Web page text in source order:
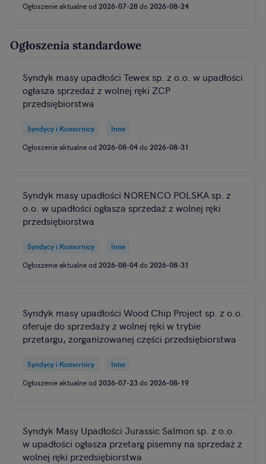
Ogłoszenie aktualne od 2026-07-28do 2026-08-24
Ogłoszenia standardowe
Syndyk masy upadłości Tewex sp. z o.o. w upadłości
ogłasza sprzedaż z wolnej ręki ZCP
przedsiębiorstwa
Syndycy i Komornicy
Inne
Ogłoszenie aktualne od 2026-08-04do 2026-08-31
Syndyk masy upadłości NORENCO POLSKA sp. z
o.o. w upadłości ogłasza sprzedaż z wolnej ręki
przedsiębiorstwa
Syndycy i Komornicy
Inne
Ogłoszenie aktualne od 2026-08-04do 2026-08-31
Syndyk masy upadłości Wood Chip Project sp. z o.o.
oferuje do sprzedaży z wolnej ręki w trybie
przetargu, zorganizowanej części przedsiębiorstwa
Syndycy i Komornicy
Inne
Ogłoszenie aktualne od 2026-07-23do 2026-08-19
Syndyk Masy Upadłości Jurassic Salmon sp. z o.o.
w upadłości ogłasza przetarg pisemny na sprzedaż z
wolnej ręki przedsiębiorstwa